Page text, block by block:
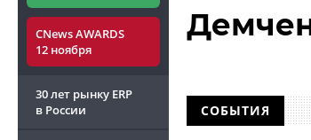
CNews AWARDS
12 ноября
30 лет рынку ERP
в России
СОБЫТИЯ